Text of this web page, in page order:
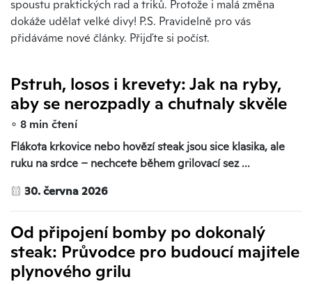
spoustu praktických rad a triků. Protože i malá změna
dokáže udělat velké divy! P.S. Pravidelně pro vás
přidáváme nové články. Přijďte si počíst.
Pstruh, losos i krevety: Jak na ryby,
aby se nerozpadly a chutnaly skvěle
∘ 8 min čtení
Flákota krkovice nebo hovězí steak jsou sice klasika, ale
ruku na srdce – nechcete během grilovací sez ...
30. června 2026
Od připojení bomby po dokonalý
steak: Průvodce pro budoucí majitele
plynového grilu